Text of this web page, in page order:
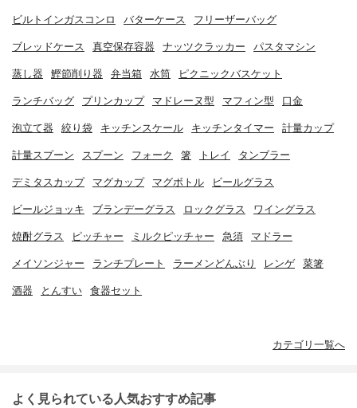
ビルトインガスコンロ バターケース フリーザーバッグ
ブレッドケース 真空保存容器 ナッツクラッカー パスタマシン
蒸し器 鰹節削り器 弁当箱 水筒 ピクニックバスケット
ランチバッグ プリンカップ マドレーヌ型 マフィン型 口金
泡立て器 絞り袋 キッチンスケール キッチンタイマー 計量カップ
計量スプーン スプーン フォーク 箸 トレイ タンブラー
デミタスカップ マグカップ マグボトル ビールグラス
ビールジョッキ ブランデーグラス ロックグラス ワイングラス
焼酎グラス ピッチャー ミルクピッチャー 急須 マドラー
メイソンジャー ランチプレート ラーメンどんぶり レンゲ 菜箸
酒器 とんすい 食器セット
カテゴリ一覧へ
よく見られている人気おすすめ記事